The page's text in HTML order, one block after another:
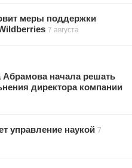
меры поддержки
7 августа
начала решать
директора компании
управление наукой 7